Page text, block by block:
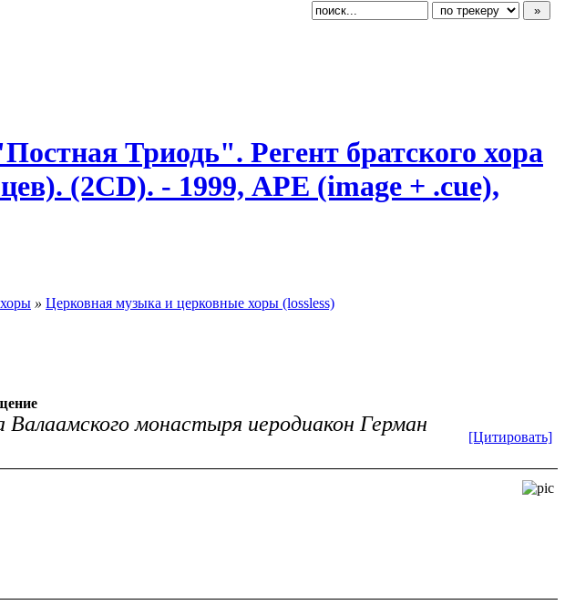
​ Триодь". Регент братского хора
(2CD). - 1999, APE (image + .cue),
» Церковная музыка и церковные хоры (lossless)
[Цитировать]
монастыря иеродиакон Герман